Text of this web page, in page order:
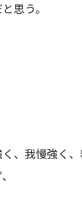
思う。
、我慢強く